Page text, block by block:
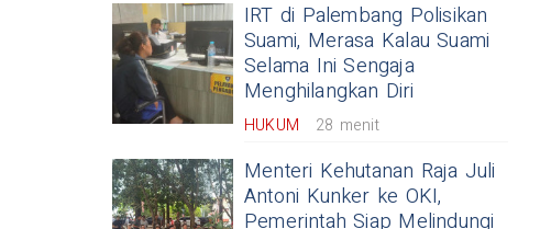
IRT di Palembang Polisikan
Suami, Merasa Kalau Suami
Selama Ini Sengaja
Menghilangkan Diri
HUKUM 28 menit
Menteri Kehutanan Raja Juli
Antoni Kunker ke OKI,
Pemerintah Siap Melindungi